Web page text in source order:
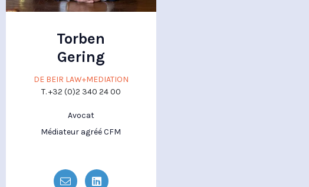
Torben
Gering
DE BEIR LAW+MEDIATION
T. +32 (0)2 340 24 00
Avocat
Médiateur agréé CFM